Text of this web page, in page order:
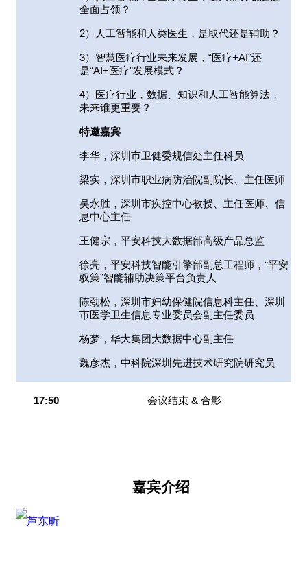
全面占领？
2）人工智能和人类医生，是取代还是辅助？
3）智慧医疗行业未来发展，“医疗+AI”还
是“AI+医疗”发展模式？
4）医疗行业，数据、知识和人工智能算法，
未来谁更重要？
特邀嘉宾
李华，深圳市卫健委规信处主任科员
梁实，深圳市职业病防治院副院长、主任医师
吴永胜，深圳市疾控中心教授、主任医师、信
息中心主任
王健宗，平安科技大数据部高级产品总监
徐亮，平安科技智能引擎部副总工程师，“平安
驭策”智能辅助决策平台负责人
陈劲松，深圳市妇幼保健院信息科主任、深圳
市医学卫生信息专业委员会副主任委员
杨梦，华大集团大数据中心副主任
魏彦杰，中科院深圳先进技术研究院研究员
17:50 会议结束 & 合影
嘉宾介绍